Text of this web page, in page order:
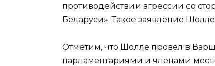
противодействии агрессии со
Беларуси». Такое заявление
Отметим, что Шолле провел в
парламентариями и членами